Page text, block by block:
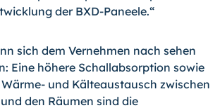
der BXD-Paneele.“
sich dem Vernehmen nach sehen
Eine höhere Schallabsorption sowie
und Kälteaustausch zwischen
den Räumen sind die